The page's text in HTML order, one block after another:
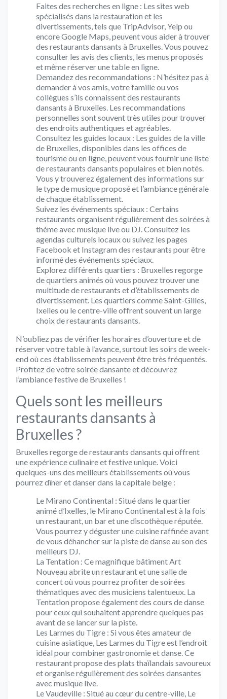
Faites des recherches en ligne : Les sites web
spécialisés dans la restauration et les
divertissements, tels que TripAdvisor, Yelp ou
encore Google Maps, peuvent vous aider à trouver
des restaurants dansants à Bruxelles. Vous pouvez
consulter les avis des clients, les menus proposés
et même réserver une table en ligne.
Demandez des recommandations : N’hésitez pas à
demander à vos amis, votre famille ou vos
collègues s’ils connaissent des restaurants
dansants à Bruxelles. Les recommandations
personnelles sont souvent très utiles pour trouver
des endroits authentiques et agréables.
Consultez les guides locaux : Les guides de la ville
de Bruxelles, disponibles dans les offices de
tourisme ou en ligne, peuvent vous fournir une liste
de restaurants dansants populaires et bien notés.
Vous y trouverez également des informations sur
le type de musique proposé et l’ambiance générale
de chaque établissement.
Suivez les événements spéciaux : Certains
restaurants organisent régulièrement des soirées à
thème avec musique live ou DJ. Consultez les
agendas culturels locaux ou suivez les pages
Facebook et Instagram des restaurants pour être
informé des événements spéciaux.
Explorez différents quartiers : Bruxelles regorge
de quartiers animés où vous pouvez trouver une
multitude de restaurants et d’établissements de
divertissement. Les quartiers comme Saint-Gilles,
Ixelles ou le centre-ville offrent souvent un large
choix de restaurants dansants.
N’oubliez pas de vérifier les horaires d’ouverture et de
réserver votre table à l’avance, surtout les soirs de week-
end où ces établissements peuvent être très fréquentés.
Profitez de votre soirée dansante et découvrez
l’ambiance festive de Bruxelles !
Quels sont les meilleurs
restaurants dansants à
Bruxelles ?
Bruxelles regorge de restaurants dansants qui offrent
une expérience culinaire et festive unique. Voici
quelques-uns des meilleurs établissements où vous
pourrez dîner et danser dans la capitale belge :
Le Mirano Continental : Situé dans le quartier
animé d’Ixelles, le Mirano Continental est à la fois
un restaurant, un bar et une discothèque réputée.
Vous pourrez y déguster une cuisine raffinée avant
de vous déhancher sur la piste de danse au son des
meilleurs DJ.
La Tentation : Ce magnifique bâtiment Art
Nouveau abrite un restaurant et une salle de
concert où vous pourrez profiter de soirées
thématiques avec des musiciens talentueux. La
Tentation propose également des cours de danse
pour ceux qui souhaitent apprendre quelques pas
avant de se lancer sur la piste.
Les Larmes du Tigre : Si vous êtes amateur de
cuisine asiatique, Les Larmes du Tigre est l’endroit
idéal pour combiner gastronomie et danse. Ce
restaurant propose des plats thaïlandais savoureux
et organise régulièrement des soirées dansantes
avec musique live.
Le Vaudeville : Situé au cœur du centre-ville, Le